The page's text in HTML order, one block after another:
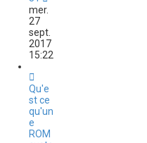
mer.
27
sept.
2017
15:22
Qu'e
st ce
qu'un
e
ROM